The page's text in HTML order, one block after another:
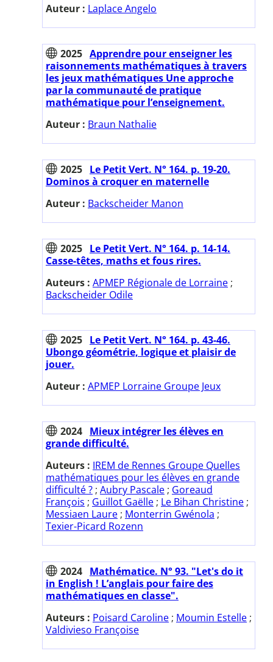
Auteur : Laplace Angelo
2025 Apprendre pour enseigner les
raisonnements mathématiques à travers
les jeux mathématiques Une approche
par la communauté de pratique
mathématique pour l’enseignement.
Auteur : Braun Nathalie
2025 Le Petit Vert. N° 164. p. 19-20.
Dominos à croquer en maternelle
Auteur : Backscheider Manon
2025 Le Petit Vert. N° 164. p. 14-14.
Casse-têtes, maths et fous rires.
Auteurs : APMEP Régionale de Lorraine ;
Backscheider Odile
2025 Le Petit Vert. N° 164. p. 43-46.
Ubongo géométrie, logique et plaisir de
jouer.
Auteur : APMEP Lorraine Groupe Jeux
2024 Mieux intégrer les élèves en
grande difficulté.
Auteurs : IREM de Rennes Groupe Quelles
mathématiques pour les élèves en grande
difficulté ? ; Aubry Pascale ; Goreaud
François ; Guillot Gaëlle ; Le Bihan Christine ;
Messiaen Laure ; Monterrin Gwénola ;
Texier-Picard Rozenn
2024 Mathématice. N° 93. "Let's do it
in English ! L’anglais pour faire des
mathématiques en classe".
Auteurs : Poisard Caroline ; Moumin Estelle ;
Valdivieso Françoise